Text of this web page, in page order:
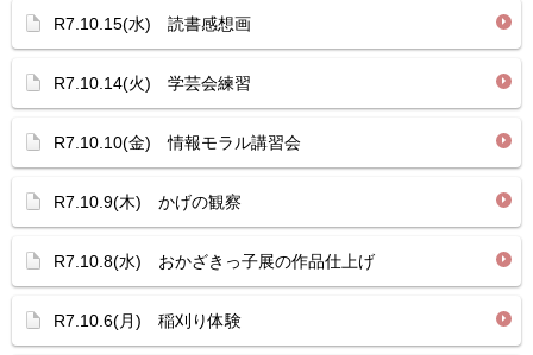
R7.10.15(水) 読書感想画
R7.10.14(火) 学芸会練習
R7.10.10(金) 情報モラル講習会
R7.10.9(木) かげの観察
R7.10.8(水) おかざきっ子展の作品仕上げ
R7.10.6(月) 稲刈り体験